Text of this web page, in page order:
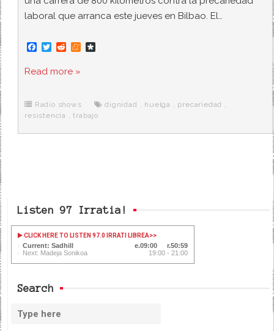
laboral que arranca este jueves en Bilbao. El…
F
e
o
k
T
t
r
R
d
M
e
r
a
Read more »
Radio shows dignidad , huelga , precariedad ,
resistencia ,trabajo
Listen 97 Irratia!
CLICK HERE TO LISTEN 97.0 IRRATI LIBREA>>
Current: Sadhill 09:01
50:58
Next: Madeja Sonikoa
19:00 - 21:00
Search